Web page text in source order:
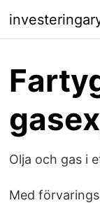
Olja och gas i
Med